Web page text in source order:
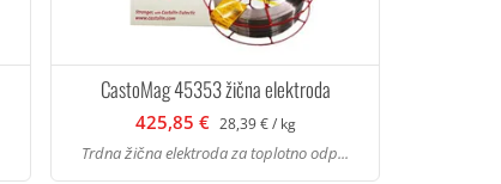
CastoMag 45353 žična elektroda
425,85 € 28,39 € / kg
Trdna žična elektroda za toplotno odp...